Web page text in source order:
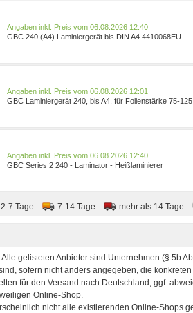
Preis vom 06.08.2026 12:40
GBC 240 (A4) Laminiergerät bis DIN A4 4410068EU
Preis vom 06.08.2026 12:01
GBC Laminiergerät 240, bis A4, für Folienstärke 75-125 ,
Preis vom 06.08.2026 12:40
GBC Series 2 240 - Laminator - Heißlaminierer
2-7 Tage 7-14 Tage mehr als 14 Tage